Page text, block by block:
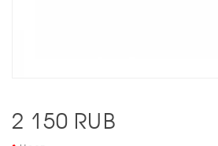
2 150 RUB